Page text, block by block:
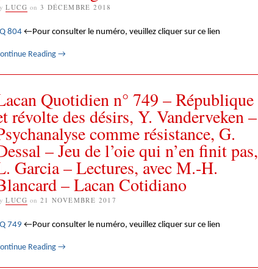
LUCG on 3 DÉCEMBRE 2018
804←Pour consulter le numéro, veuillez cliquer sur ce lien
Reading →
Quotidien n° 749 – République
révolte des désirs, Y. Vanderveken –
comme résistance, G.
– Jeu de l’oie qui n’en finit pas,
Garcia – Lectures, avec M.-H.
– Lacan Cotidiano
LUCG on 21 NOVEMBRE 2017
749 ←Pour consulter le numéro, veuillez cliquer sur ce lien
Reading →